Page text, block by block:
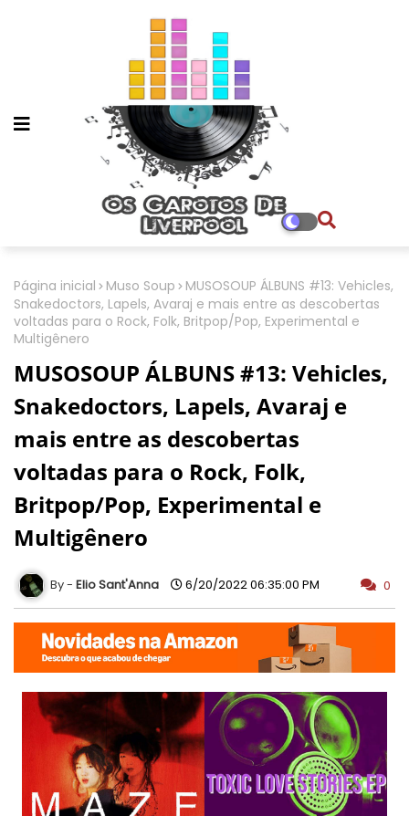
Página inicial Muso Soup
MUSOSOUP ÁLBUNS #13: Vehicles,
Snakedoctors, Lapels, Avaraj e mais entre as descobertas
voltadas para o Rock, Folk, Britpop/Pop, Experimental e
Multigênero
MUSOSOUP ÁLBUNS #13: Vehicles,
Snakedoctors, Lapels, Avaraj e
mais entre as descobertas
voltadas para o Rock, Folk,
Britpop/Pop, Experimental e
Multigênero
Elio Sant'Anna 6/20/2022 06:35:00 PM 0